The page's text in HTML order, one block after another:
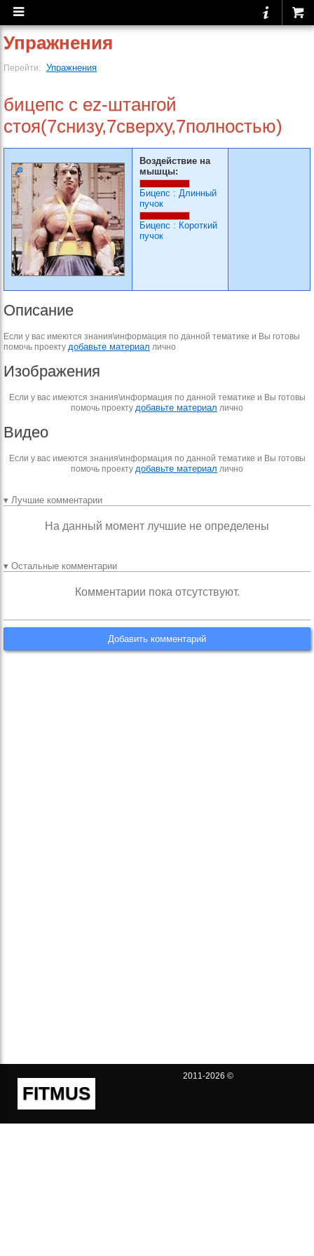
Упражнения
Перейти: Упражнения
бицепс с ez-штангой
стоя(7снизу,7сверху,7полностью)
Воздействие на
мышцы:
Бицепс : Длинный
пучок
Бицепс : Короткий
пучок
Описание
Если у вас имеются знания\информация по данной тематике и Вы готовы
помочь проекту добавьте материал лично
Изображения
Если у вас имеются знания\информация по данной тематике и Вы готовы
помочь проекту добавьте материал лично
Видео
Если у вас имеются знания\информация по данной тематике и Вы готовы
помочь проекту добавьте материал лично
▾ Лучшие комментарии
На данный момент лучшие не определены
▾ Остальные комментарии
Комментарии пока отсутствуют.
Добавить комментарий
FITMUS
2011-2026 ©